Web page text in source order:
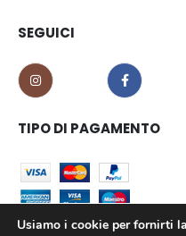
SEGUICI
TIPO DI PAGAMENTO
Usiamo i cookie per fornirti